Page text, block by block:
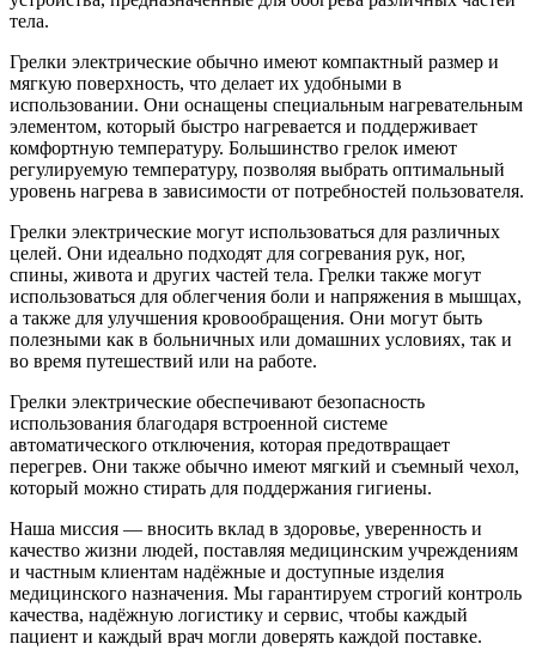
тела.
Грелки электрические обычно имеют компактный размер и
мягкую поверхность, что делает их удобными в
использовании. Они оснащены специальным нагревательным
элементом, который быстро нагревается и поддерживает
комфортную температуру. Большинство грелок имеют
регулируемую температуру, позволяя выбрать оптимальный
уровень нагрева в зависимости от потребностей пользователя.
Грелки электрические могут использоваться для различных
целей. Они идеально подходят для согревания рук, ног,
спины, живота и других частей тела. Грелки также могут
использоваться для облегчения боли и напряжения в мышцах,
а также для улучшения кровообращения. Они могут быть
полезными как в больничных или домашних условиях, так и
во время путешествий или на работе.
Грелки электрические обеспечивают безопасность
использования благодаря встроенной системе
автоматического отключения, которая предотвращает
перегрев. Они также обычно имеют мягкий и съемный чехол,
который можно стирать для поддержания гигиены.
Наша миссия — вносить вклад в здоровье, уверенность и
качество жизни людей, поставляя медицинским учреждениям
и частным клиентам надёжные и доступные изделия
медицинского назначения. Мы гарантируем строгий контроль
качества, надёжную логистику и сервис, чтобы каждый
пациент и каждый врач могли доверять каждой поставке.